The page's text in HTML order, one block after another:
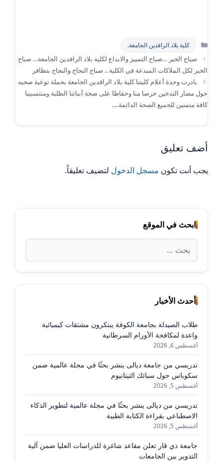
التصنيفات
كلية بلاد الرافدين الجامعة.
صباح الخير …صباح التمييز والابداع لكلية بلاد الرافدين الجامعة… صباح
الخير لكل الملاكات المبدعة في الكلية .. صباح النجاح والنجاح بتظافر
بادرت وحدة أعلام كليتنا كلية بلاد الرافدين الجامعة بحملة توعية صحيه
حول مضار التدخين حرصا منا وحفاظا على صحة أبنائنا الطلبة ومنتسبينا
كافة متمنين للجميع الصحة الدائمة….
أضف تعليق
يجب أنت تكون مسجل الدخول لتضيف تعليقاً.
ابحث في الموقع
البحث
عن:
أحدث الأخبار
طلاب الصيدلة بجامعة الكوفة يبتكرون مشتقات كيميائية
واعدة لمكافحة الأورام السرطانية
أغسطس 6, 2026
تدريسي من جامعة ديالى ينشر بحثًا في مجلة عالمية ضمن
سكوباس حول سبائك التيتانيوم
أغسطس 5, 2026
تدريسي من ديالى ينشر بحثًا في مجلة عالمية لتطوير الذكاء
الاصطناعي بقراءة الكتابة الطبية
أغسطس 5, 2026
جامعة ذي قار تعلن مقاعد شاغرة للدراسات العليا ضمن آلية
التدوير بين الجامعات